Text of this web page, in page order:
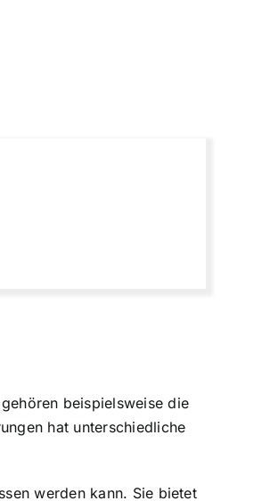
beispielsweise die
hat unterschiedliche
werden kann. Sie bietet